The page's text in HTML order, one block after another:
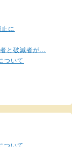
に
と破滅者が…
ついて
ついて